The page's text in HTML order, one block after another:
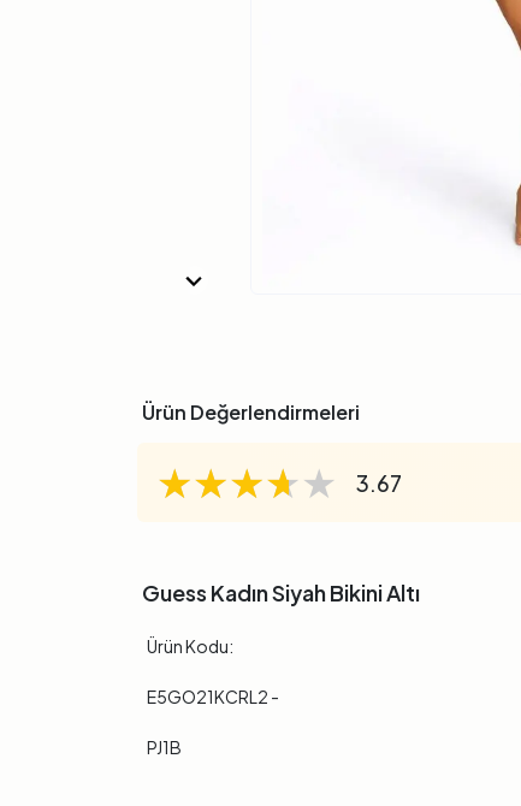
Ürün Değerlendirmeleri
★★★★★
★★★★★
★★★★★ 3.67
Guess Kadın Siyah Bikini Altı
Ürün Kodu:
E5GO21KCRL2 -
PJ1B